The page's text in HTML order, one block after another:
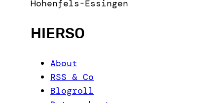
Hohenfels-Essingen
HIERSO
About
RSS & Co
Blogroll